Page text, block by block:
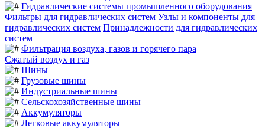
Гидравлические системы промышленного оборудования
Фильтры для гидравлических систем Узлы и компоненты для
гидравлических систем Принадлежности для гидравлических
систем
Фильтрация воздуха, газов и горячего пара
Сжатый воздух и газ
Шины
Грузовые шины
Индустриальные шины
Сельскохозяйственные шины
Аккумуляторы
Легковые аккумуляторы